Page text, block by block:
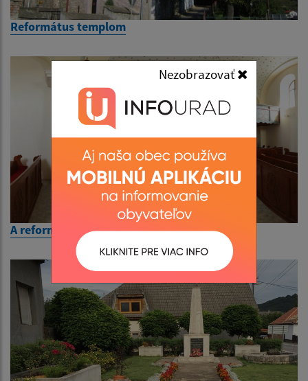
Nezobrazovať
Református templom
A református templom szószéke